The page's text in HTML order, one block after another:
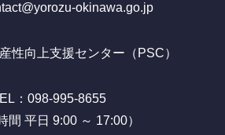
okinawa.go.jp
性向上支援センター（PSC）
：098-995-8655
間 平日 9:00 ～ 17:00）